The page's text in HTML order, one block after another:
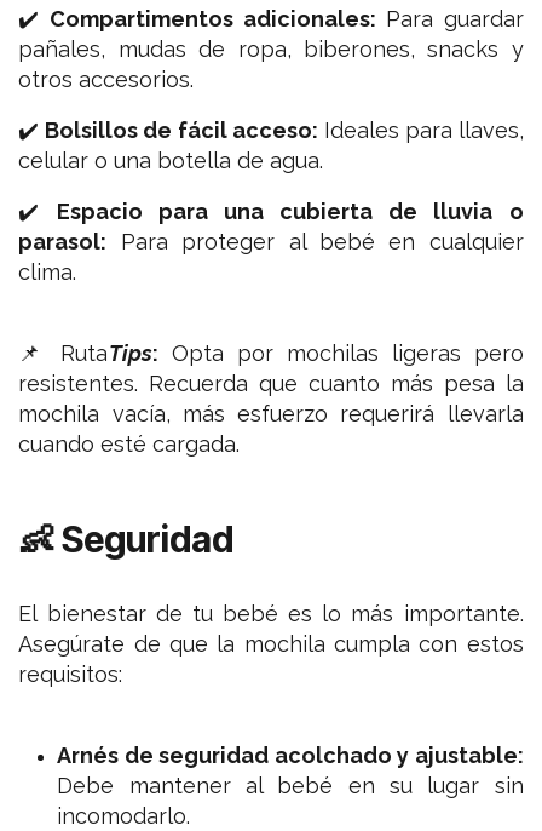
✔️ Compartimentos adicionales: Para guardar
pañales, mudas de ropa, biberones, snacks y
otros accesorios.
✔️ Bolsillos de fácil acceso: Ideales para llaves,
celular o una botella de agua.
✔️ Espacio para una cubierta de lluvia o
parasol: Para proteger al bebé en cualquier
clima.
📌 RutaTips: Opta por mochilas ligeras pero
resistentes. Recuerda que cuanto más pesa la
mochila vacía, más esfuerzo requerirá llevarla
cuando esté cargada.
👶Seguridad
El bienestar de tu bebé es lo más importante.
Asegúrate de que la mochila cumpla con estos
requisitos:
Arnés de seguridad acolchado y ajustable:
Debe mantener al bebé en su lugar sin
incomodarlo.